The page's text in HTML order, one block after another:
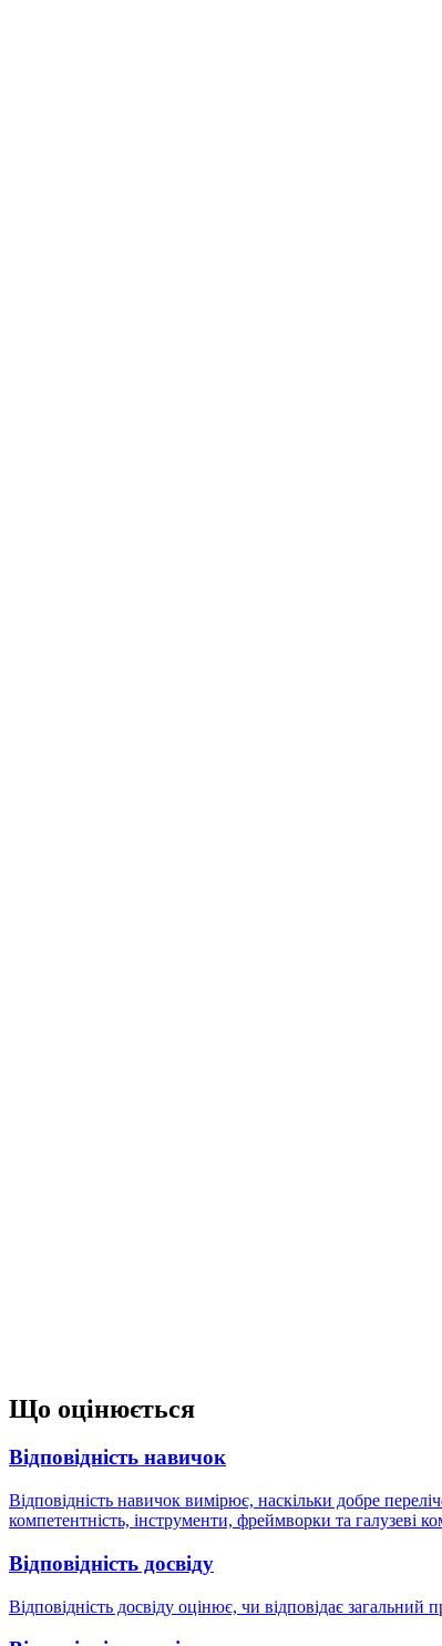
Що оцінюється
Відповідність навичок
Відповідність навичок вимірює, наскільки добре
компетентність, інструменти, фреймворки та галузеві
Відповідність досвіду
Відповідність досвіду оцінює, чи відповідає